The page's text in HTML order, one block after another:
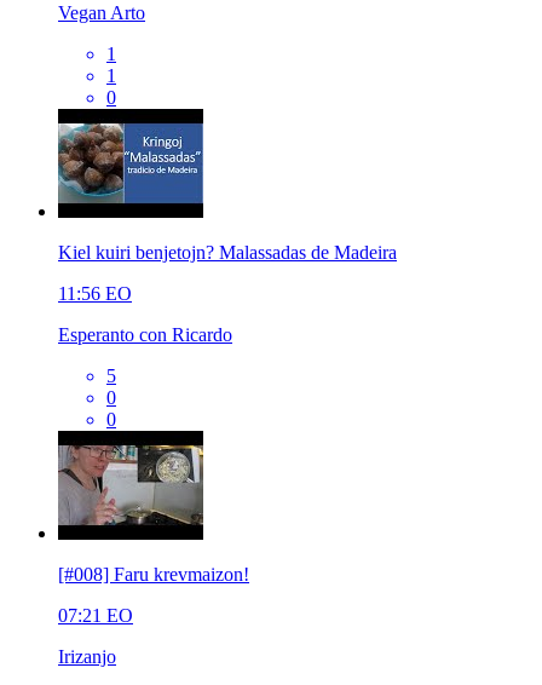
Vegan Arto
1
1
0
Kiel kuiri benjetojn? Malassadas de Madeira
11:56 EO
Esperanto con Ricardo
5
0
0
[#008] Faru krevmaizon!
07:21 EO
Irizanjo